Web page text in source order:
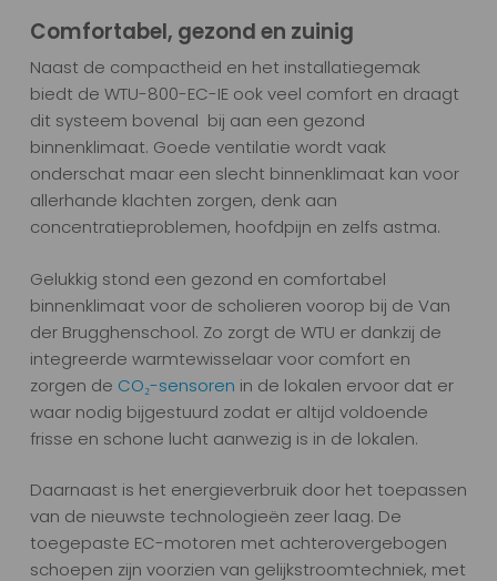
Comfortabel, gezond en zuinig
Naast de compactheid en het installatiegemak
biedt de WTU-800-EC-IE ook veel comfort en draagt
dit systeem bovenal bij aan een gezond
binnenklimaat. Goede ventilatie wordt vaak
onderschat maar een slecht binnenklimaat kan voor
allerhande klachten zorgen, denk aan
concentratieproblemen, hoofdpijn en zelfs astma.
Gelukkig stond een gezond en comfortabel
binnenklimaat voor de scholieren voorop bij de Van
der Brugghenschool. Zo zorgt de WTU er dankzij de
integreerde warmtewisselaar voor comfort en
zorgen de CO₂-sensoren in de lokalen ervoor dat er
waar nodig bijgestuurd zodat er altijd voldoende
frisse en schone lucht aanwezig is in de lokalen.
Daarnaast is het energieverbruik door het toepassen
van de nieuwste technologieën zeer laag. De
toegepaste EC-motoren met achterovergebogen
schoepen zijn voorzien van gelijkstroomtechniek, met